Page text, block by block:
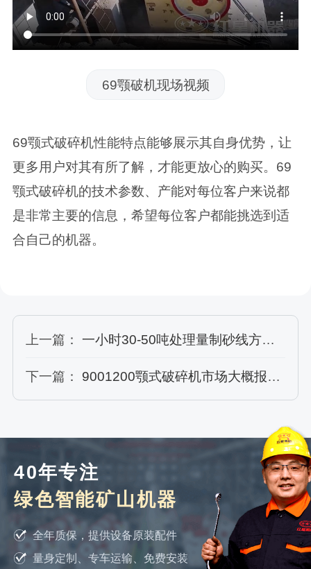
69颚破机现场视频
69颚式破碎机性能特点能够展示其自身优势，让
更多用户对其有所了解，才能更放心的购买。69
颚式破碎机的技术参数、产能对每位客户来说都
是非常主要的信息，希望每位客户都能挑选到适
合自己的机器。
上一篇： 一小时30-50吨处理量制砂线方案，外加免费安装指导技术哪里有?
下一篇： 9001200颚式破碎机市场大概报价及选购技巧
40年专注
绿色智能矿山机器
全年质保，提供设备原装配件
量身定制、专车运输、免费安装